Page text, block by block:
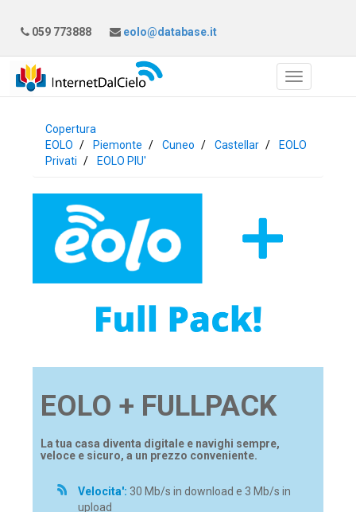
059 773888 eolo@database.it
Copertura
EOLO
Piemonte Cuneo Castellar
EOLO
Privati
EOLO PIU'
EOLO + FULLPACK
La tua casa diventa digitale e navighi sempre,
veloce e sicuro, a un prezzo conveniente.
Velocita': 30 Mb/s in download e 3 Mb/s in
upload